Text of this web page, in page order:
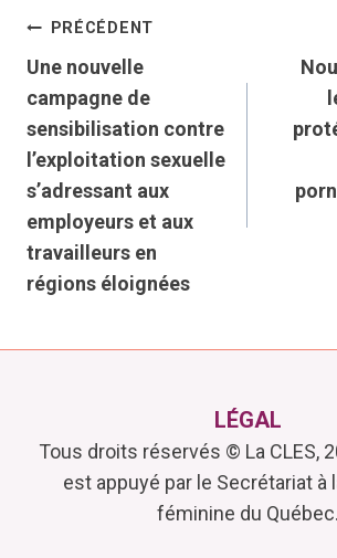
Navigation
de
l’article
PRÉCÉDENT
Une nouvelle
campagne de
sensibilisation contre
l’exploitation sexuelle
s’adressant aux
employeurs et aux
travailleurs en
régions éloignées
LÉGAL
Tous droits réservés © La CLES,
est appuyé par le Secrétariat à
féminine du Québec.